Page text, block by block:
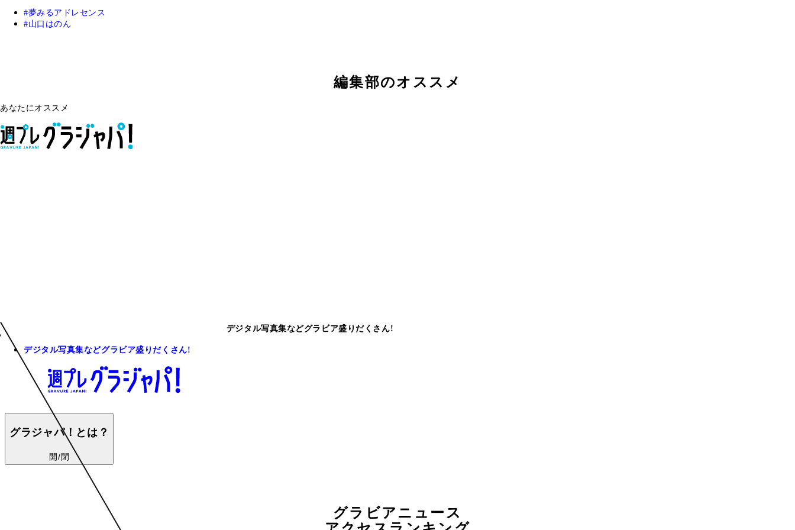
夢みるアドレセンス
山口はのん
編集部のオススメ
あなたにオススメ
デジタル写真集などグラビア盛りだくさん!
デジタル写真集などグラビア盛りだくさん!
グラジャパ！とは？
開/閉
グラビアニュース